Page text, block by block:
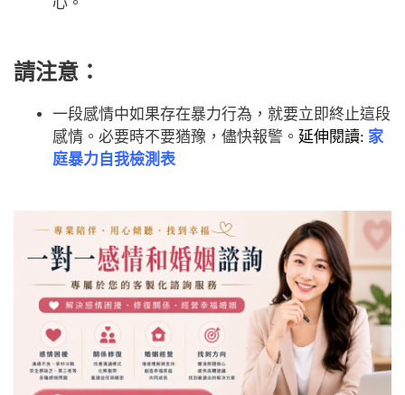
心。
請注意：
一段感情中如果存在暴力行為，就要立即終止這段
感情。必要時不要猶豫，儘快報警。 延伸閱讀: 家
庭暴力自我檢測表